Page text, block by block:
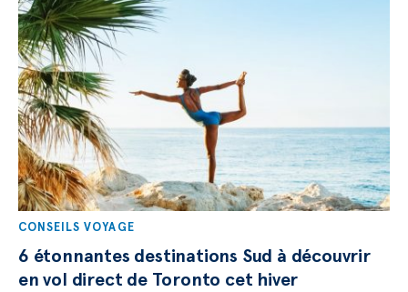
CONSEILS VOYAGE
6 étonnantes destinations Sud à découvrir
en vol direct de Toronto cet hiver